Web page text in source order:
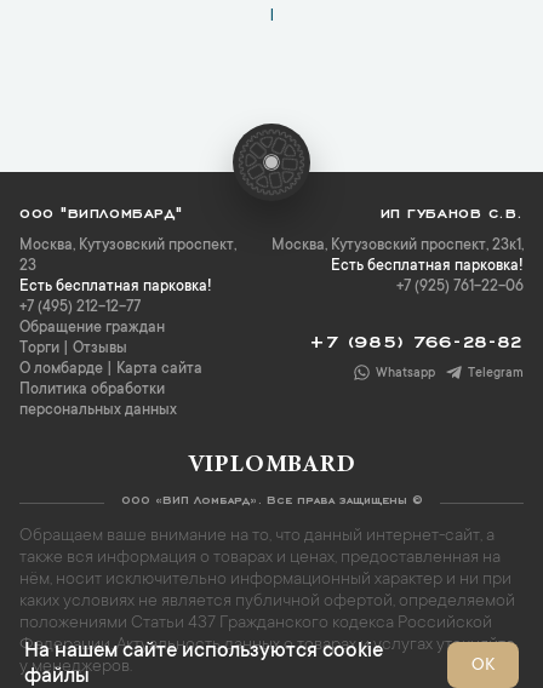
1
ООО "ВИПЛОМБАРД"
Москва, Кутузовский проспект,
23
Есть бесплатная парковка!
+7 (495) 212-12-77
Обращение граждан
Торги
Отзывы
О ломбарде
Карта сайта
Политика обработки
персональных данных
ИП ГУБАНОВ С.В.
Москва, Кутузовский проспект, 23к1,
Есть бесплатная парковка!
+7 (925) 761-22-06
+7 (985) 766-28-82
Whatsapp Telegram
VIPLOMBARD
ООО «ВИП Ломбард». Все права защищены ©
Обращаем ваше внимание на то, что данный интернет-сайт, а
также вся информация о товарах и ценах, предоставленная на
нём, носит исключительно информационный характер и ни при
каких условиях не является публичной офертой, определяемой
положениями Статьи 437 Гражданского кодекса Российской
Федерации. Актуальность данных о товарах и услугах уточняйте
у менеджеров.
На нашем сайте используются cookie
файлы
ОК